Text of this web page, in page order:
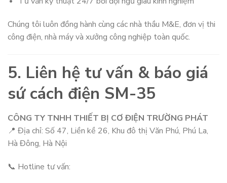
Chúng tôi luôn đồng hành cùng các nhà thầu M&E, đơn vị thi
công điện, nhà máy và xưởng công nghiệp toàn quốc.
5. Liên hệ tư vấn & báo giá
sứ cách điện SM-35
CÔNG TY TNHH THIẾT BỊ CƠ ĐIỆN TRƯỜNG PHÁT
📍 Địa chỉ: Số 47, Liền kề 26, Khu đô thị Văn Phú, Phú La,
Hà Đông, Hà Nội
📞 Hotline tư vấn: